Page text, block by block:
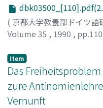
( 京都大学教養部ドイツ語
Volume 35 , 1990 ,
Item
Das
zure
Vernunft